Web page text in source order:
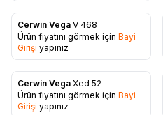
Favorilere Ekle
Cerwin Vega V 468
Ürün fiyatını görmek için Bayi
Girişi yapınız
Favorilere Ekle
Cerwin Vega Xed 52
Ürün fiyatını görmek için Bayi
Girişi yapınız